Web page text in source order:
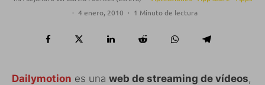
· 4 enero, 2010 · 1 Minuto de lectura
Dailymotion es una web de streaming de vídeos,